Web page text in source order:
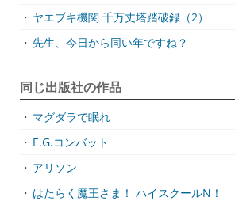
・ ヤエブキ機関 千万丈塔踏破録（2）
・ 先生、今日から同い年ですね？
同じ出版社の作品
・ マグダラで眠れ
・ E.G.コンバット
・ アリソン
・ はたらく魔王さま！ ハイスクールN！